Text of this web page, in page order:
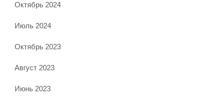
Октябрь 2024
Июль 2024
Октябрь 2023
Август 2023
Июнь 2023